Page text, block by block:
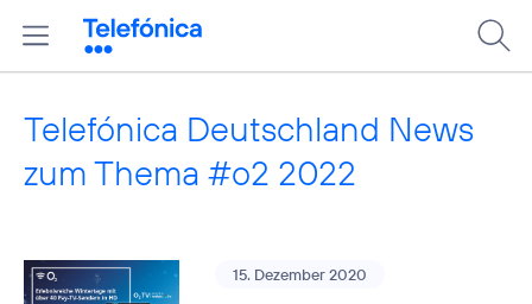
Telefónica Deutschland News
zum Thema #o2 2022
15. Dezember 2020